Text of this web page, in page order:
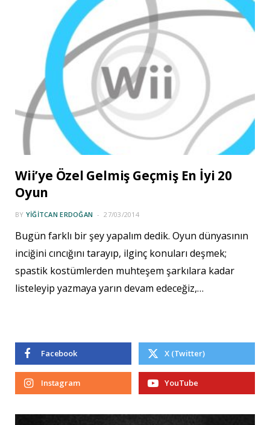
Wii’ye Özel Gelmiş Geçmiş En İyi 20
Oyun
BY YIĞITCAN ERDOĞAN 27/03/2014
Bugün farklı bir şey yapalım dedik. Oyun dünyasının
inciğini cıncığını tarayıp, ilginç konuları deşmek;
spastik kostümlerden muhteşem şarkılara kadar
listeleyip yazmaya yarın devam edeceğiz,…
Facebook X (Twitter)
Instagram YouTube